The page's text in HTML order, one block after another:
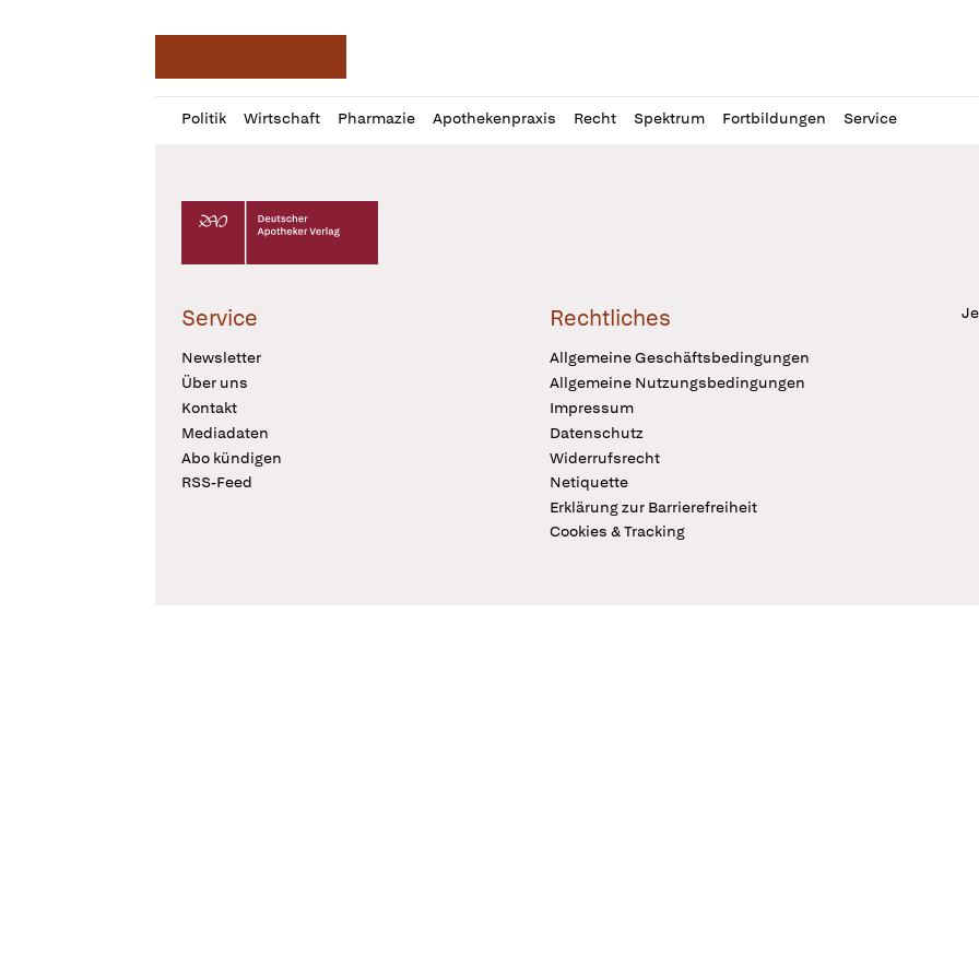
Politik Wirtschaft Pharmazie Apothekenpraxis Recht Spektrum Fortbildungen Service
Profil
öffnen
Daz
Pur
Deutscher Apotheker Verlag Logo
Service
Newsletter
Über uns
Kontakt
Mediadaten
Abo kündigen
RSS-Feed
Rechtliches
Allgemeine Geschäftsbedingungen
Allgemeine Nutzungsbedingungen
Impressum
Datenschutz
Widerrufsrecht
Netiquette
Erklärung zur Barrierefreiheit
Cookies & Tracking